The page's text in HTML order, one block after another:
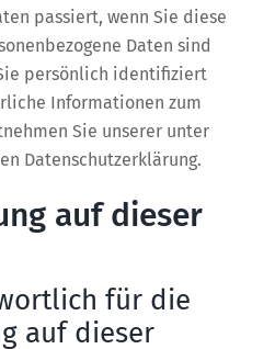
passiert, wenn Sie diese
Daten sind
persönlich identifiziert
Informationen zum
Sie unserer unter
Datenschutzerklärung.
auf dieser
für die
auf dieser